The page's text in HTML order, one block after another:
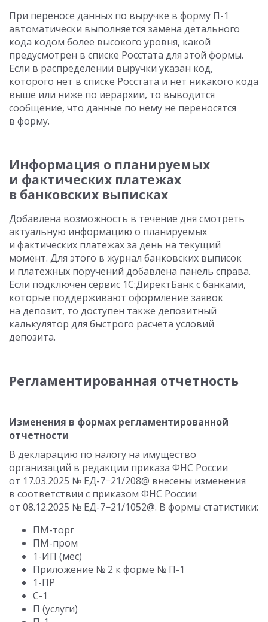
При переносе данных по выручке в форму П-1
автоматически выполняется замена детального
кода кодом более высокого уровня, какой
предусмотрен в списке Росстата для этой формы.
Если в распределении выручки указан код,
которого нет в списке Росстата и нет никакого кода
выше или ниже по иерархии, то выводится
сообщение, что данные по нему не переносятся
в форму.
Информация о планируемых
и фактических платежах
в банковских выписках
Добавлена возможность в течение дня смотреть
актуальную информацию о планируемых
и фактических платежах за день на текущий
момент. Для этого в журнал банковских выписок
и платежных поручений добавлена панель справа.
Если подключен сервис 1С:ДиректБанк с банками,
которые поддерживают оформление заявок
на депозит, то доступен также депозитный
калькулятор для быстрого расчета условий
депозита.
Регламентированная отчетность
Изменения в формах регламентированной
отчетности
В декларацию по налогу на имущество
организаций в редакции приказа ФНС России
от 17.03.2025 № ЕД-7−21/208@ внесены изменения
в соответствии с приказом ФНС России
от 08.12.2025 № ЕД-7−21/1052@. В формы статистики:
ПМ-торг
ПМ-пром
1-ИП (мес)
Приложение № 2 к форме № П-1
1-ПР
С-1
П (услуги)